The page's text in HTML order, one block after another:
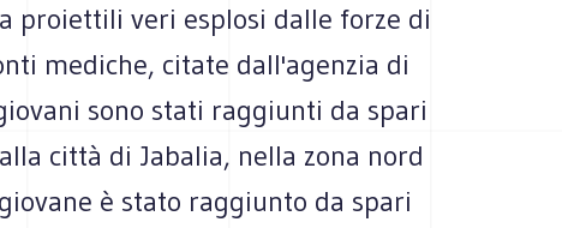
proiettili veri esplosi dalle forze di
mediche, citate dall'agenzia di
sono stati raggiunti da spari
città di Jabalia, nella zona nord
è stato raggiunto da spari